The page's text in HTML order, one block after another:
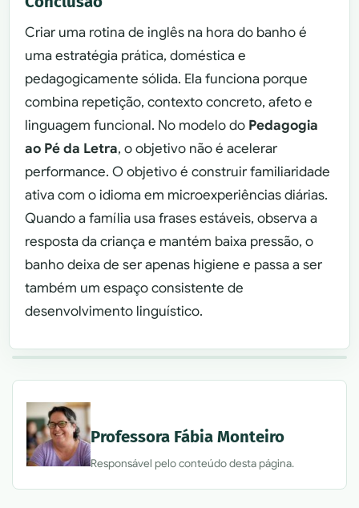
Criar uma rotina de inglês na hora do banho é
uma estratégia prática, doméstica e
pedagogicamente sólida. Ela funciona porque
combina repetição, contexto concreto, afeto e
linguagem funcional. No modelo do Pedagogia
ao Pé da Letra, o objetivo não é acelerar
performance. O objetivo é construir familiaridade
ativa com o idioma em microexperiências diárias.
Quando a família usa frases estáveis, observa a
resposta da criança e mantém baixa pressão, o
banho deixa de ser apenas higiene e passa a ser
também um espaço consistente de
desenvolvimento linguístico.
Professora Fábia Monteiro
Responsável pelo conteúdo desta página.